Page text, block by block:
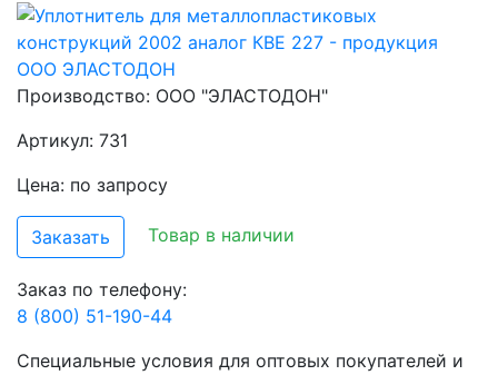
Производство: ООО "ЭЛАСТОДОН"
Артикул: 731
Цена: по запросу
Заказать Товар в наличии
Заказ по телефону:
8 (800) 51-190-44
Специальные условия для оптовых покупателей и